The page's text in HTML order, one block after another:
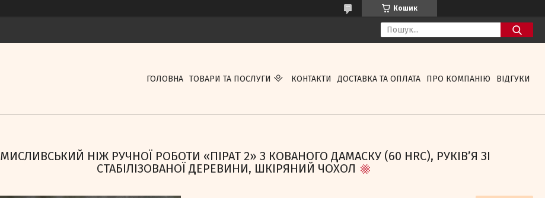
Кошик
ГОЛОВНА ТОВАРИ ТА ПОСЛУГИ КОНТАКТИ ДОСТАВКА ТА ОПЛАТА ПРО КОМПАНІЮ ВІДГУКИ
МИСЛИВСЬКИЙ НІЖ РУЧНОЇ РОБОТИ «ПІРАТ 2» З КОВАНОГО ДАМАСКУ (60 HRC), РУКІВʼЯ ЗІ
СТАБІЛІЗОВАНОЇ ДЕРЕВИНИ, ШКІРЯНИЙ ЧОХОЛ